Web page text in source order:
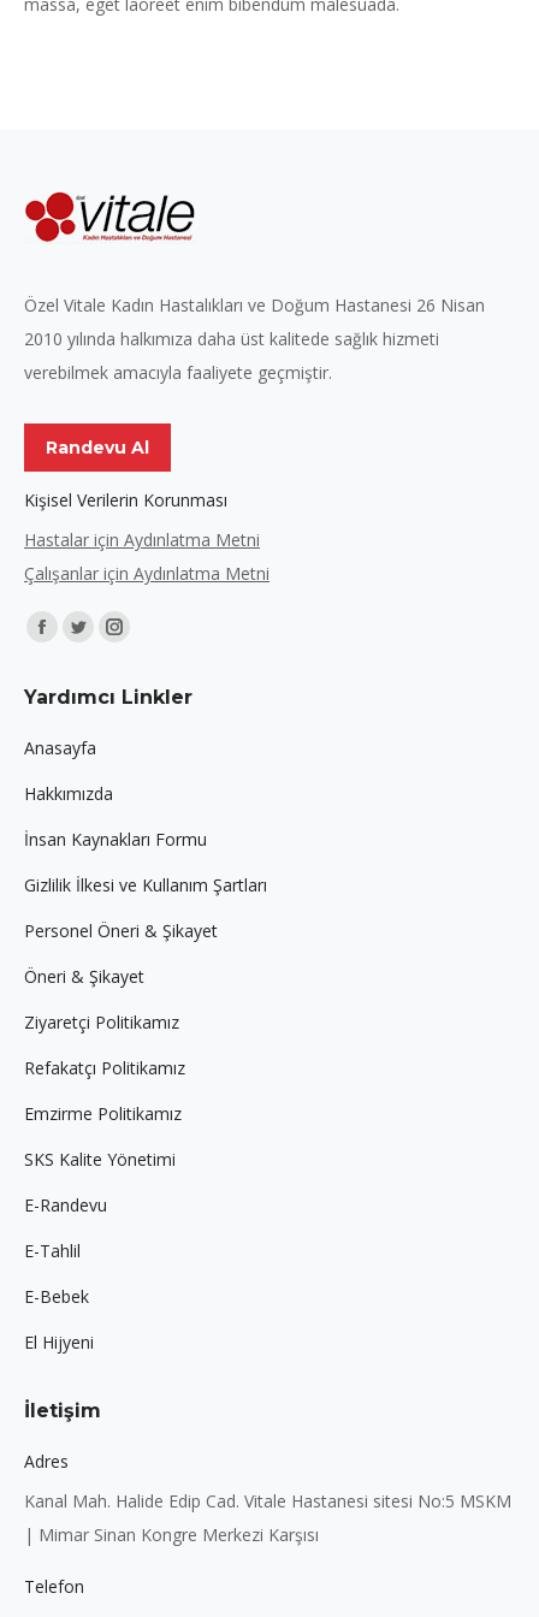
Özel Vitale Kadın Hastalıkları ve Doğum Hastanesi 26 Nisan
2010 yılında halkımıza daha üst kalitede sağlık hizmeti
verebilmek amacıyla faaliyete geçmiştir.
Randevu Al
Kişisel Verilerin Korunması
Hastalar için Aydınlatma Metni
Çalışanlar için Aydınlatma Metni
Find us on:
Facebook
opens
new
window
Twitter
opens
new
window
Instagram
opens
Yardımcı Linkler
Anasayfa
Hakkımızda
İnsan Kaynakları Formu
Gizlilik İlkesi ve Kullanım Şartları
Personel Öneri & Şikayet
Öneri & Şikayet
Ziyaretçi Politikamız
Refakatçı Politikamız
Emzirme Politikamız
SKS Kalite Yönetimi
E-Randevu
E-Tahlil
E-Bebek
El Hijyeni
İletişim
Adres
Kanal Mah. Halide Edip Cad. Vitale Hastanesi sitesi No:5 MSKM
| Mimar Sinan Kongre Merkezi Karşısı
Telefon